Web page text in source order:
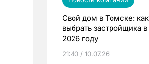
Свой дом в Томске: как
выбрать застройщика в
2026 году
21:40 / 10.07.26